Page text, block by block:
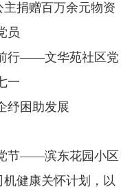
捐赠百万余元物资
员
行——文华苑社区党
一
纾困助发展
节——滨东花园小区
健康关怀计划，以